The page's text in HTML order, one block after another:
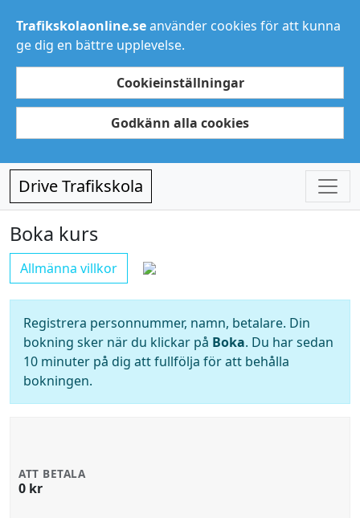
Trafikskolaonline.seanvänder cookies för att kunna
ge dig en bättre upplevelse.
Cookieinställningar
Godkänn alla cookies
Drive Trafikskola
Boka kurs
Allmänna villkor
Registrera personnummer, namn, betalare. Din
bokning sker när du klickar på Boka. Du har sedan
10 minuter på dig att fullfölja för att behålla
bokningen.
ATT BETALA
0 kr